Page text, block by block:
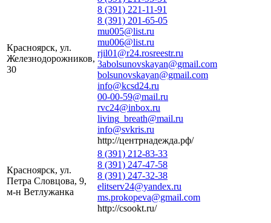
Красноярск, ул.
Железнодорожников,
30
8 (391) 221-11-91
8 (391) 201-65-05
mu005@list.ru
mu006@list.ru
rjil01@r24.rosreestr.ru
3abolsunovskayan@gmail.com
bolsunovskayan@gmail.com
info@kcsd24.ru
00-00-59@mail.ru
rvc24@inbox.ru
living_breath@mail.ru
info@svkris.ru
http://центрнадежда.рф/
Красноярск, ул.
Петра Словцова, 9,
м-н Ветлужанка
8 (391) 212-83-33
8 (391) 247-47-58
8 (391) 247-32-38
elitserv24@yandex.ru
ms.prokopeva@gmail.com
http://csookt.ru/